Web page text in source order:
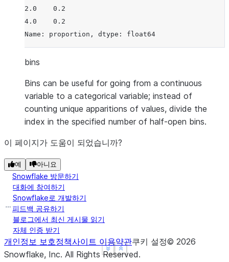
Show less
See more
2.0    0.2
4.0    0.2
Name: proportion, dtype: float64
Show less
See more
bins
Bins can be useful for going from a continuous
variable to a categorical variable; instead of
counting unique apparitions of values, divide the
index in the specified number of half-open bins.
이 페이지가 도움이 되었습니까?
예 아니요
Snowflake 방문하기
대화에 참여하기
Snowflake로 개발하기
피드백 공유하기
블로그에서 최신 게시물 읽기
자체 인증 받기
개인정보 보호정책사이트 이용약관쿠키 설정© 2026
Snowflake, Inc. All Rights Reserved.